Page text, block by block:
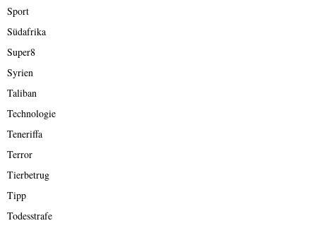
Sport
Südafrika
Super8
Syrien
Taliban
Technologie
Teneriffa
Terror
Tierbetrug
Tipp
Todesstrafe